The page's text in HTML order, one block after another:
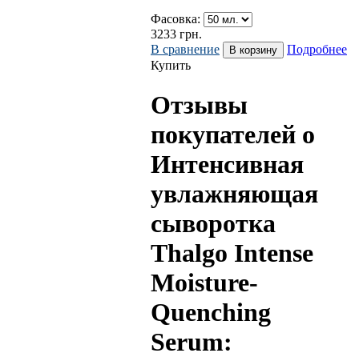
Фасовка:
3233 грн.
В сравнение
Подробнее
Купить
Отзывы
покупателей о
Интенсивная
увлажняющая
сыворотка
Thalgo Intense
Moisture-
Quenching
Serum: